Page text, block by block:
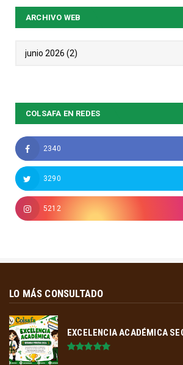
ARCHIVO WEB
COLSAFA EN REDES
2340
3290
5212
LO MÁS CONSULTADO
EXCELENCIA ACADÉMICA